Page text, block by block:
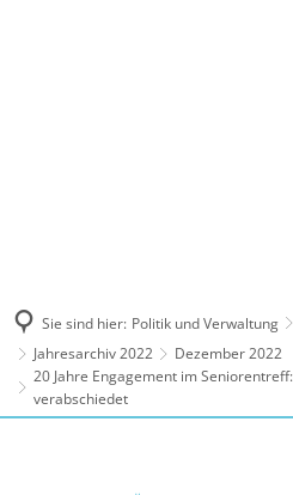
Sie sind hier: Politik und Verwaltung
Jahresarchiv 2022
Dezember 2022
20 Jahre Engagement im
verabschiedet